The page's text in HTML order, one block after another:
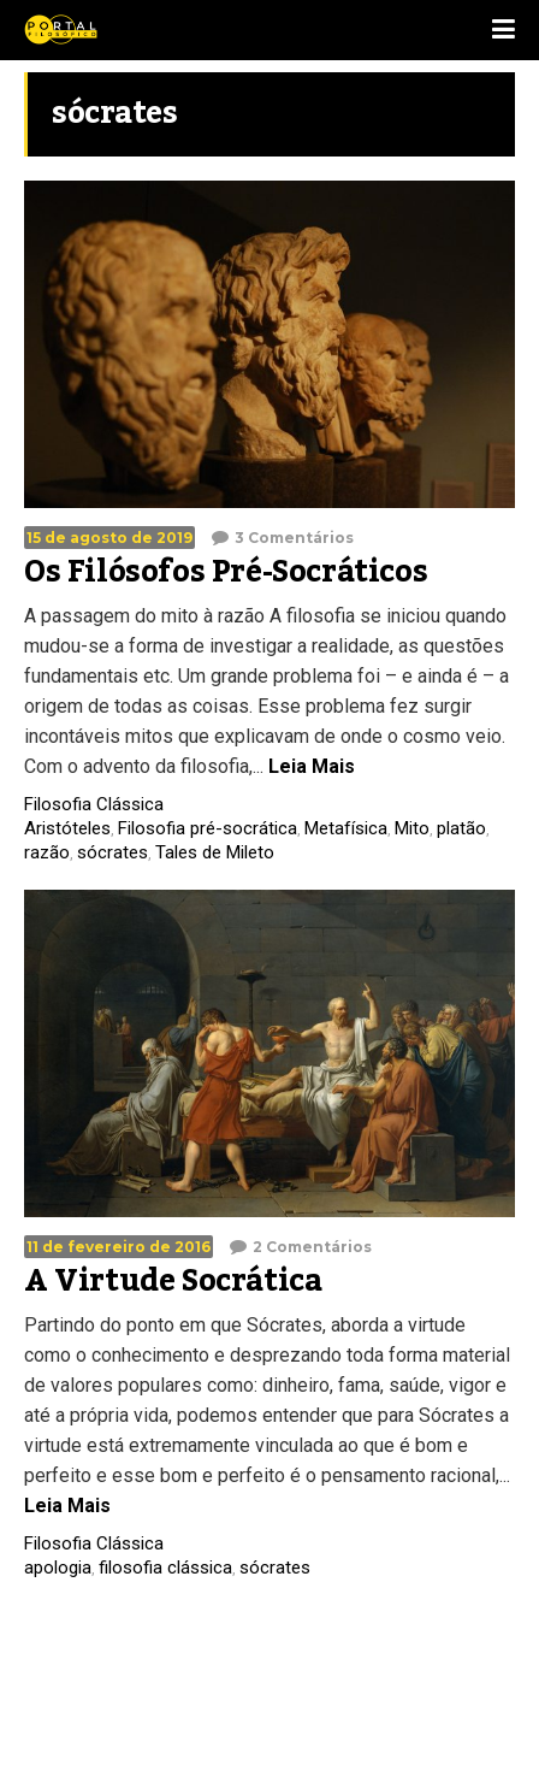
sócrates
15 de agosto de 2019 3 Comentários
Os Filósofos Pré-Socráticos
A passagem do mito à razão A filosofia se iniciou quando
mudou-se a forma de investigar a realidade, as questões
fundamentais etc. Um grande problema foi – e ainda é – a
origem de todas as coisas. Esse problema fez surgir
incontáveis mitos que explicavam de onde o cosmo veio.
Com o advento da filosofia,... Leia Mais
Filosofia Clássica
Aristóteles, Filosofia pré-socrática, Metafísica, Mito, platão,
razão, sócrates, Tales de Mileto
11 de fevereiro de 2016 2 Comentários
A Virtude Socrática
Partindo do ponto em que Sócrates, aborda a virtude
como o conhecimento e desprezando toda forma material
de valores populares como: dinheiro, fama, saúde, vigor e
até a própria vida, podemos entender que para Sócrates a
virtude está extremamente vinculada ao que é bom e
perfeito e esse bom e perfeito é o pensamento racional,...
Leia Mais
Filosofia Clássica
apologia filosofia clássica sócrates